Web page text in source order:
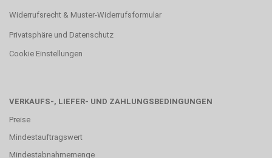
Widerrufsrecht & Muster-Widerrufsformular
Privatsphäre und Datenschutz
Cookie Einstellungen
VERKAUFS-, LIEFER- UND ZAHLUNGSBEDINGUNGEN
Preise
Mindestauftragswert
Mindestabnahmemenge